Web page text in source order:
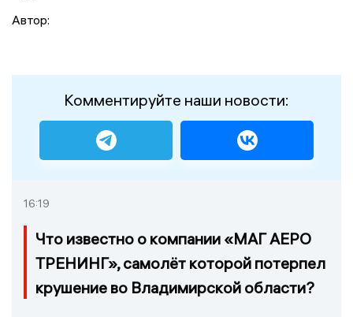
Автор:
Комментируйте наши новости:
16:19
Что известно о компании «МАГ АЕРО
ТРЕНИНГ», самолёт которой потерпел
крушение во Владимирской области?